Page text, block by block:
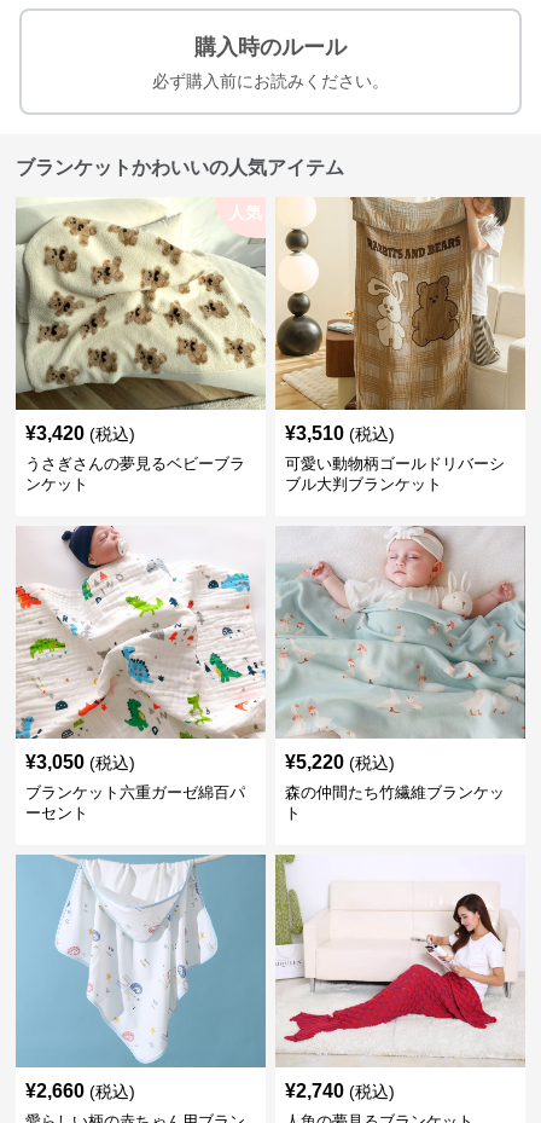
購入時のルール
必ず購入前にお読みください。
ブランケットかわいいの人気アイテム
人気
¥3,420 (税込)
うさぎさんの夢見るベビーブラ
ンケット
¥3,510 (税込)
可愛い動物柄ゴールドリバーシ
ブル大判ブランケット
¥3,050 (税込)
ブランケット六重ガーゼ綿百パ
ーセント
¥5,220 (税込)
森の仲間たち竹繊維ブランケッ
ト
¥2,660 (税込) ¥2,740 (税込)